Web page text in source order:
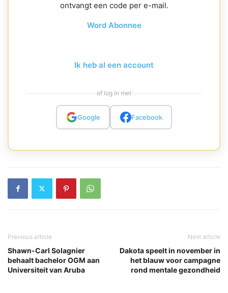
ontvangt een code per e-mail.
Word Abonnee
Ik heb al een account
of log in met
Google Facebook
Previous article
Shawn-Carl Solagnier
behaalt bachelor OGM aan
Universiteit van Aruba
Next article
Dakota speelt in november in
het blauw voor campagne
rond mentale gezondheid